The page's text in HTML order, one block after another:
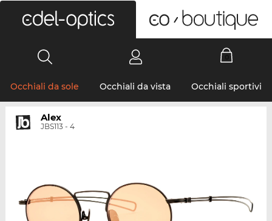
Occhiali da sole Occhiali da vista Occhiali sportivi
Alex
JBS113 - 4